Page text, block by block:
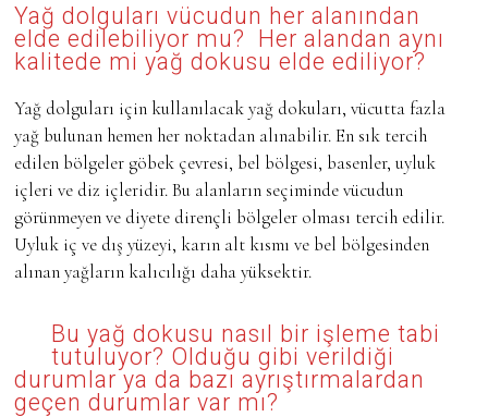
Yağ dolguları vücudun her alanından
elde edilebiliyor mu? Her alandan aynı
kalitede mi yağ dokusu elde ediliyor?
Yağ dolguları için kullanılacak yağ dokuları, vücutta fazla
yağ bulunan hemen her noktadan alınabilir. En sık tercih
edilen bölgeler göbek çevresi, bel bölgesi, basenler, uyluk
içleri ve diz içleridir. Bu alanların seçiminde vücudun
görünmeyen ve diyete dirençli bölgeler olması tercih edilir.
Uyluk iç ve dış yüzeyi, karın alt kısmı ve bel bölgesinden
alınan yağların kalıcılığı daha yüksektir.
Bu yağ dokusu nasıl bir işleme tabi
tutuluyor? Olduğu gibi verildiği
durumlar ya da bazı ayrıştırmalardan
geçen durumlar var mı?